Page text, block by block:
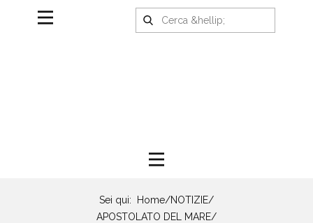
Sei qui: Home/NOTIZIE/
APOSTOLATO DEL MARE/